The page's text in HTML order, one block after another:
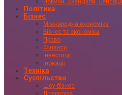
Політика
Бізнес
Міжнародна економіка
Бізнес та економіка
Право
Фінанси
Інвестиції
Іновації
Техніка
Суспільство
Шоу-бізнес
Література